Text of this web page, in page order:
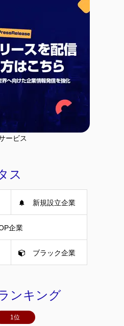
ービス
ス
新規設立企業
企業
ブラック企業
ンキング
1位